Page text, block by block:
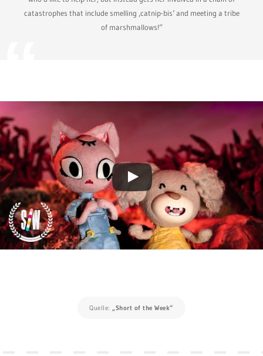
catastrophes that include smelling ‚catnip-bis‘ and meeting a tribe
of marshmallows!“
Quelle: „Short of the Week“